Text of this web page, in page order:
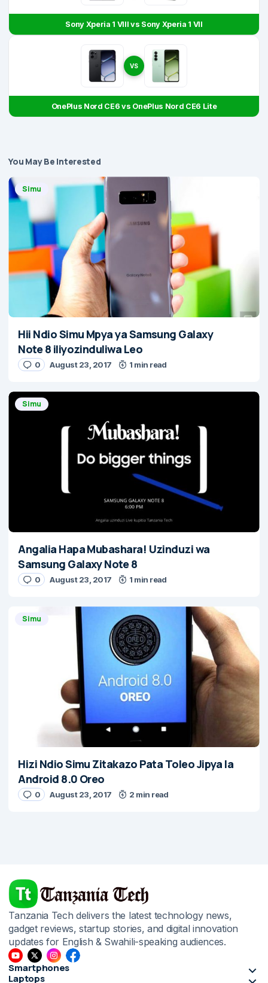
Sony Xperia 1 VIII vs Sony Xperia 1 VII
VS
OnePlus Nord CE6 vs OnePlus Nord CE6 Lite
You May Be Interested
Simu
Hii Ndio Simu Mpya ya Samsung Galaxy
Note 8 iliyozinduliwa Leo
0 August 23, 2017 1 min read
Simu
Angalia Hapa Mubashara! Uzinduzi wa
Samsung Galaxy Note 8
0 August 23, 2017 1 min read
Simu
Hizi Ndio Simu Zitakazo Pata Toleo Jipya la
Android 8.0 Oreo
0 August 23, 2017 2 min read
Tanzania Tech delivers the latest technology news,
gadget reviews, startup stories, and digital innovation
updates for English & Swahili-speaking audiences.
Smartphones
Laptops